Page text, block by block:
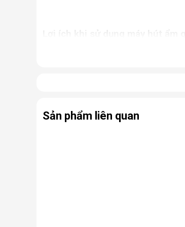
Giữ cho nhà cửa luôn khô thoáng,
Ngăn chặn tình trạng nấm mốc,
Sản phẩm liên quan